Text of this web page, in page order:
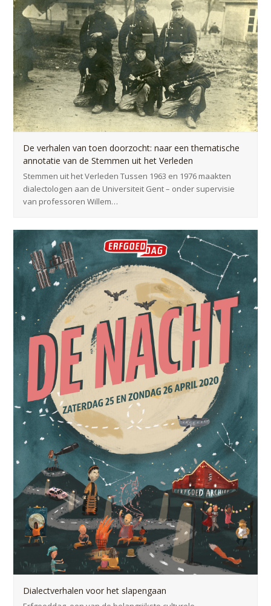
De verhalen van toen doorzocht: naar een thematische
annotatie van de Stemmen uit het Verleden
Stemmen uit het Verleden Tussen 1963 en 1976 maakten
dialectologen aan de Universiteit Gent – onder supervisie
van professoren Willem…
Dialectverhalen voor het slapengaan